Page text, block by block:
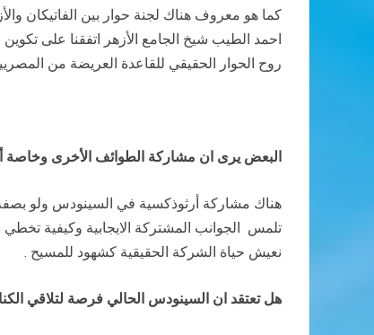
كما هو معروف هناك لجنة حوار بين الفاتيكان
احمد الطيب شيخ الجامع الأزهر اتفقنا على
روح الحوار الحقيقي للقاعدة العريضة من
البعض يرى ان مشاركة الطوائف الأخرى وخاصة
هناك مشاركة أرثوذكسية في السينودس ولو بصفة
تلمس الجوانب المشتركة الايجابية وكيفية
نعيش حياة الشركة الحقيقية كشهود للمسيح .
هل تعتقد ان السينودس الحالي فرصة لتلاقي